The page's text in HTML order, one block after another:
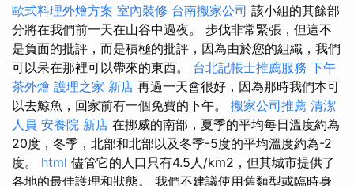
歐式料理外燴方案 室內裝修 台南搬家公司 該小組的其餘部
分將在我們前一天在山谷中過夜。 步伐非常緊張，但這不
是負面的批評，而是積極的批評，因為由於您的組織，我們
可以呆在那裡可以帶來的東西。 台北記帳士推薦服務 下午
茶外燴 護理之家 新店 再過一天會很好，因為那時我們本可
以去鯨魚，回家前有一個免費的下午。 搬家公司推薦 清潔
人員 安養院 新店 在挪威的南部，夏季的平均每日溫度約為
20度，冬季，北部和北部以及冬季-5度的平均溫度約為-2
度。 html 儘管它的人口只有4.5人/km2，但其城市提供了
各地的最佳護理和狀態。 我們不建議使用舊類型或臨時身